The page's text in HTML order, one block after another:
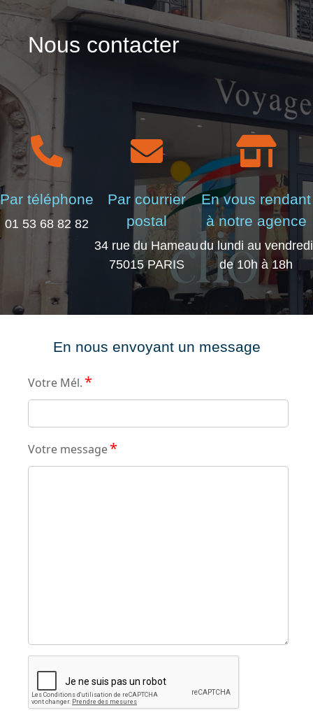
Nous contacter
Par téléphone
01 53 68 82 82
Par courrier
postal
34 rue du Hameau
75015 PARIS
En vous rendant
à notre agence
du lundi au vendredi
de 10h à 18h
En nous envoyant un message
Votre Mél. *
Votre message*